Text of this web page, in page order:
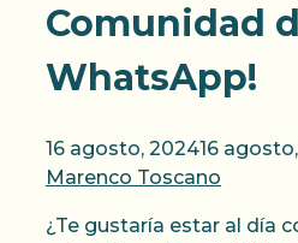
Comunidad
WhatsApp!
16 agosto, 202416
Marenco Toscano
¿Te gustaría estar al día